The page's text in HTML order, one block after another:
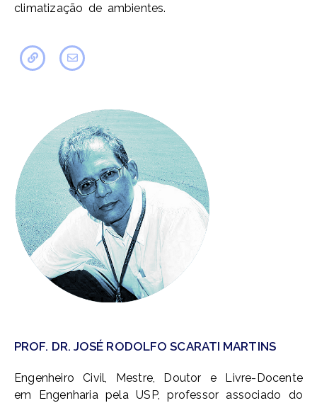
climatização de ambientes.
PROF. DR. JOSÉ RODOLFO SCARATI MARTINS
Engenheiro Civil, Mestre, Doutor e Livre-Docente
em Engenharia pela USP, professor associado do